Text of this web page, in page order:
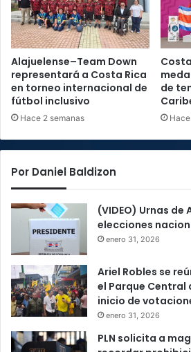
Alajuelense–Team Down
representará a Costa Rica
en torneo internacional de
fútbol inclusivo
Hace 2 semanas
de
Por Daniel Baldizon
(VIDEO) Urnas
elecciones
enero 31, 2026
Ariel Robles se
el Parque Central
inicio de
enero 31, 2026
PLN solicita a